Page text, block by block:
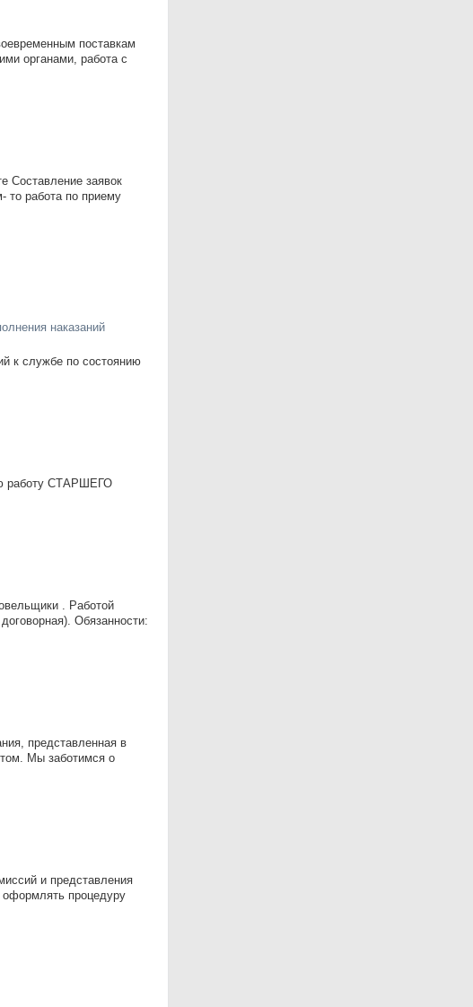
поставкам
органами, работа с
Составление заявок
то работа по приему
наказаний
к службе по состоянию
работу СТАРШЕГО
. Работой
Обязанности:
представленная в
Мы заботимся о
и представления
оформлять процедуру